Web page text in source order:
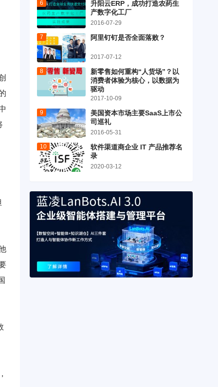
升阳云ERP，成功打造农药生
产数字化工厂
2016-07-29
阿里钉钉是否全面落败？
2017-07-12
新零售如何重构“人货场”？以
消费者体验为核心，以数据为
驱动
2017-10-09
美国资本市场主要SaaS上市公
司巡礼
2016-05-31
软件渠道商企业 IT 产品推荐名
录
2020-03-12